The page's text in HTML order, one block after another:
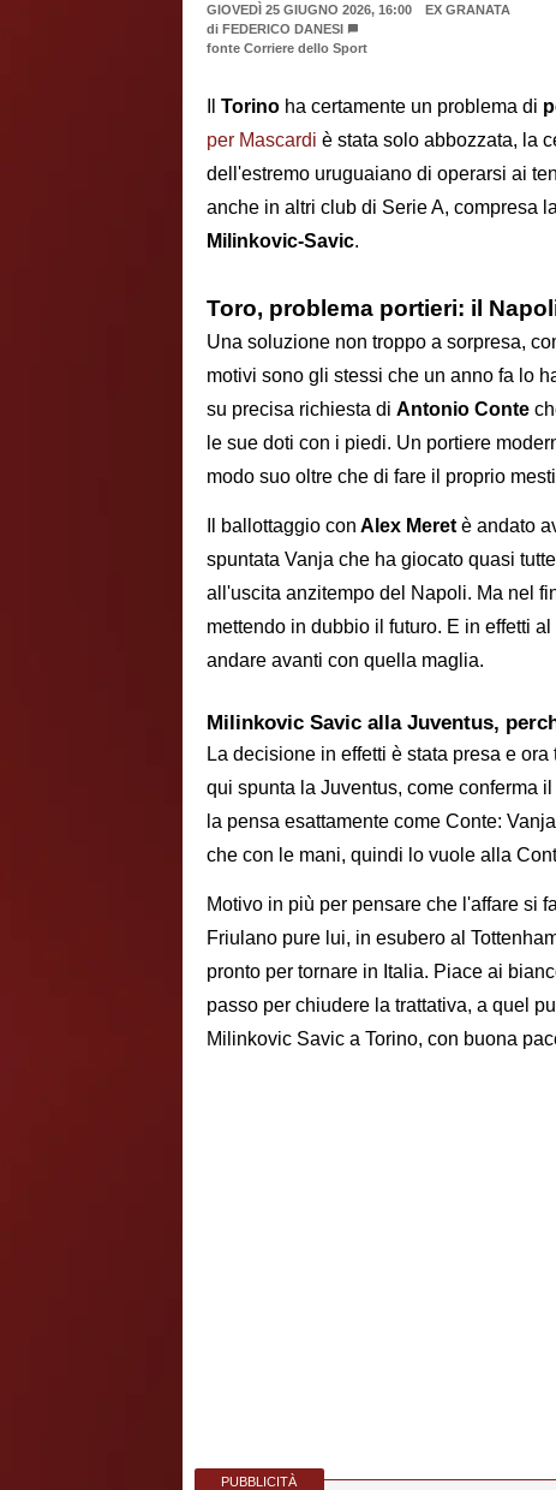
GIOVEDÌ 25 GIUGNO 2026, 16:00
EX GRANATA
di FEDERICO DANESI
fonte Corriere dello Sport
Torino ha certamente un problema di
per Mascardi è stata solo abbozzata, la
dell'estremo uruguaiano di operarsi ai
anche in altri club di Serie A, compresa
Milinkovic-Savic.
Toro, problema portieri: il
Una soluzione non troppo a sorpresa,
motivi sono gli stessi che un anno fa lo
su precisa richiesta di Antonio Conte
le sue doti con i piedi. Un portiere
modo suo oltre che di fare il proprio
Il ballottaggio con Alex Meret è andato
spuntata Vanja che ha giocato quasi
all'uscita anzitempo del Napoli. Ma nel
mettendo in dubbio il futuro. E in effetti
andare avanti con quella maglia.
Milinkovic Savic alla Juventus,
La decisione in effetti è stata presa e
qui spunta la Juventus, come conferma
la pensa esattamente come Conte:
che con le mani, quindi lo vuole alla
Motivo in più per pensare che l'affare si
Friulano pure lui, in esubero al
pronto per tornare in Italia. Piace ai
passo per chiudere la trattativa, a quel
Milinkovic Savic a Torino, con buona
PUBBLICITÀ